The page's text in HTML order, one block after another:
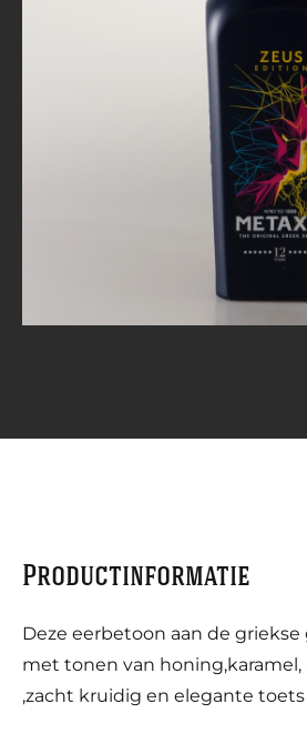
Productinformatie
Deze eerbetoon aan de
met tonen van
,zacht kruidig en elegante toets